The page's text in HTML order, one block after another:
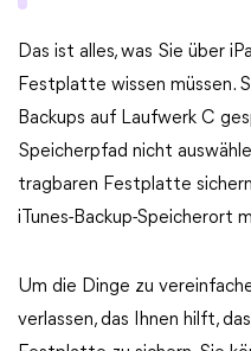
Das ist alles, was Sie über
Festplatte wissen müssen.
Backups auf Laufwerk C
Speicherpfad nicht
tragbaren Festplatte
iTunes-Backup-Speicherort
Um die Dinge zu
verlassen, das Ihnen hilft,